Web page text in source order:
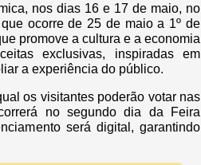
nos dias 16 e 17 de maio, no
ocorre de 25 de maio a 1º de
promove a cultura e a economia
exclusivas, inspiradas em
a experiência do público.
os visitantes poderão votar nas
no segundo dia da Feira
será digital, garantindo